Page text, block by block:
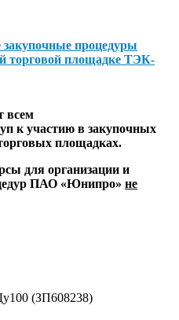
процедуры
торговой площадке ТЭК-
всем
к участию в закупочных
площадках.
для организации и
ПАО «Юнипро» не
(ЗП608238)